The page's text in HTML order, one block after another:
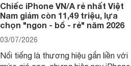
Chiếc iPhone VN/A rẻ nhất Việt
Nam giảm còn 11,49 triệu, lựa
chọn "ngon - bổ - rẻ" năm 2026
03/07/2026
Nổi tiếng là thương hiệu gắn liền với